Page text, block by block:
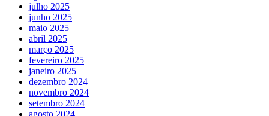
julho 2025
junho 2025
maio 2025
abril 2025
março 2025
fevereiro 2025
janeiro 2025
dezembro 2024
novembro 2024
setembro 2024